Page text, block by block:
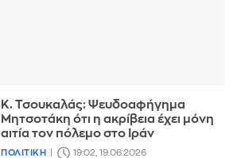
Κ. Τσουκαλάς: Ψευδοαφήγημα
Μητσοτάκη ότι η ακρίβεια έχει μόνη
αιτία τον πόλεμο στο Ιράν
ΠΟΛΙΤΙΚΗ 19:02, 19.06.2026